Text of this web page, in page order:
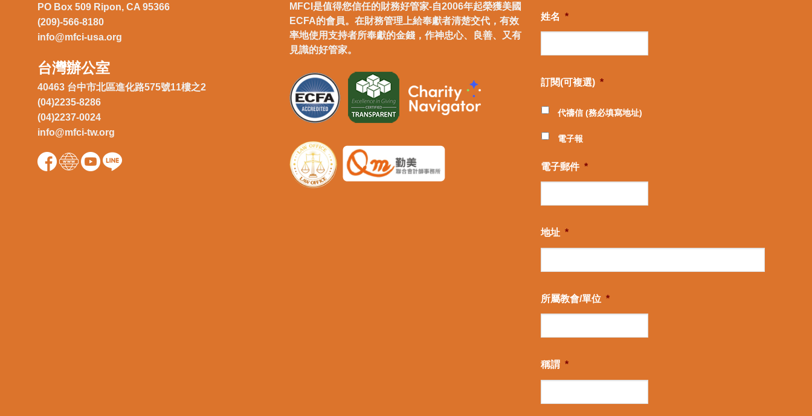
PO Box 509 Ripon, CA 95366
(209)-566-8180
info@mfci-usa.org
台灣辦公室
40463 台中市北區進化路575號11樓之2
(04)2235-8286
(04)2237-0024
info@mfci-tw.org
MFCI是值得您信任的財務好管家-自2006年起榮獲美國
ECFA的會員。在財務管理上給奉獻者清楚交代，有效
率地使用支持者所奉獻的金錢，作神忠心、良善、又有
見識的好管家。
姓名 *
訂閱(可複選) *
代禱信 (務必填寫地址)
電子報
電子郵件 *
地址 *
所屬教會/單位 *
稱謂 *